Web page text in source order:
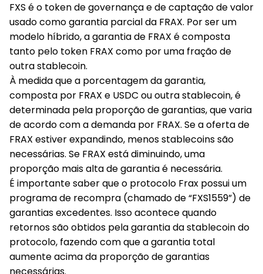
FXS é o token de governança e de captação de valor
usado como garantia parcial da FRAX. Por ser um
modelo híbrido, a garantia de FRAX é composta
tanto pelo token FRAX como por uma fração de
outra stablecoin.
À medida que a porcentagem da garantia,
composta por FRAX e USDC ou outra stablecoin, é
determinada pela proporção de garantias, que varia
de acordo com a demanda por FRAX. Se a oferta de
FRAX estiver expandindo, menos stablecoins são
necessárias. Se FRAX está diminuindo, uma
proporção mais alta de garantia é necessária.
É importante saber que o protocolo Frax possui um
programa de recompra (chamado de “FXS1559”) de
garantias excedentes. Isso acontece quando
retornos são obtidos pela garantia da stablecoin do
protocolo, fazendo com que a garantia total
aumente acima da proporção de garantias